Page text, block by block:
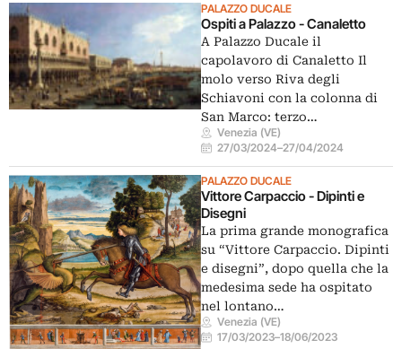
PALAZZO DUCALE
Ospiti a Palazzo - Canaletto
A Palazzo Ducale il
capolavoro di Canaletto Il
molo verso Riva degli
Schiavoni con la colonna di
San Marco: terzo…
Venezia (VE)
27/03/2024–27/04/2024
PALAZZO DUCALE
Vittore Carpaccio - Dipinti e
Disegni
La prima grande monografica
su “Vittore Carpaccio. Dipinti
e disegni”, dopo quella che la
medesima sede ha ospitato
nel lontano…
Venezia (VE)
17/03/2023–18/06/2023